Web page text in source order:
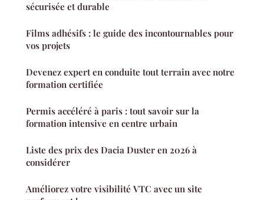
sécurisée et durable
Films adhésifs : le guide des incontournables pour
vos projets
Devenez expert en conduite tout terrain avec notre
formation certifiée
Permis accéléré à paris : tout savoir sur la
formation intensive en centre urbain
Liste des prix des Dacia Duster en 2026 à
considérer
Améliorez votre visibilité VTC avec un site